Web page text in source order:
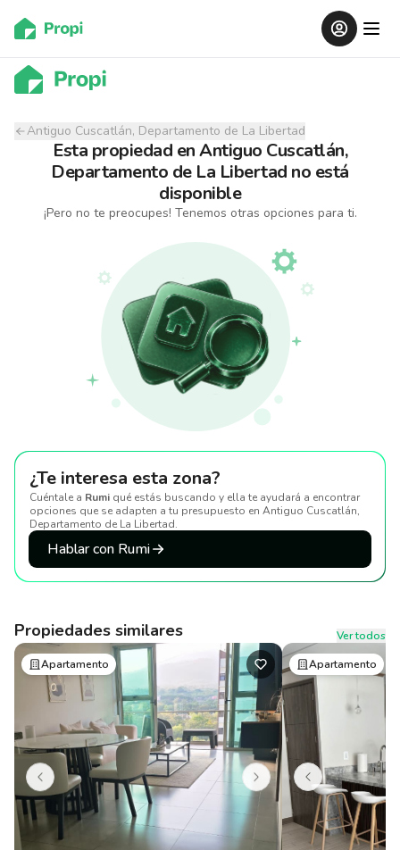
Antiguo Cuscatlán, Departamento de La Libertad
Esta propiedad enAntiguo Cuscatlán,
Departamento de La Libertad no está
disponible
¡Pero no te preocupes! Tenemos otras opciones para ti.
¿Te interesa esta zona?
Cuéntale a Rumi qué estás buscando y ella te ayudará a encontrar
opciones que se adapten a tu presupuesto en Antiguo Cuscatlán,
Departamento de La Libertad.
Hablar con Rumi
Propiedades similares
Ver todos
Apartamento
Apartamento